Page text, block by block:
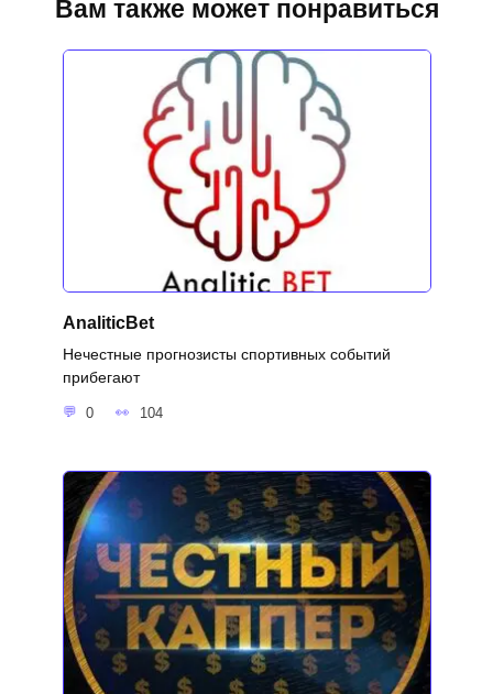
Вам также может понравиться
AnaliticBet
Нечестные прогнозисты спортивных событий
прибегают
0 104